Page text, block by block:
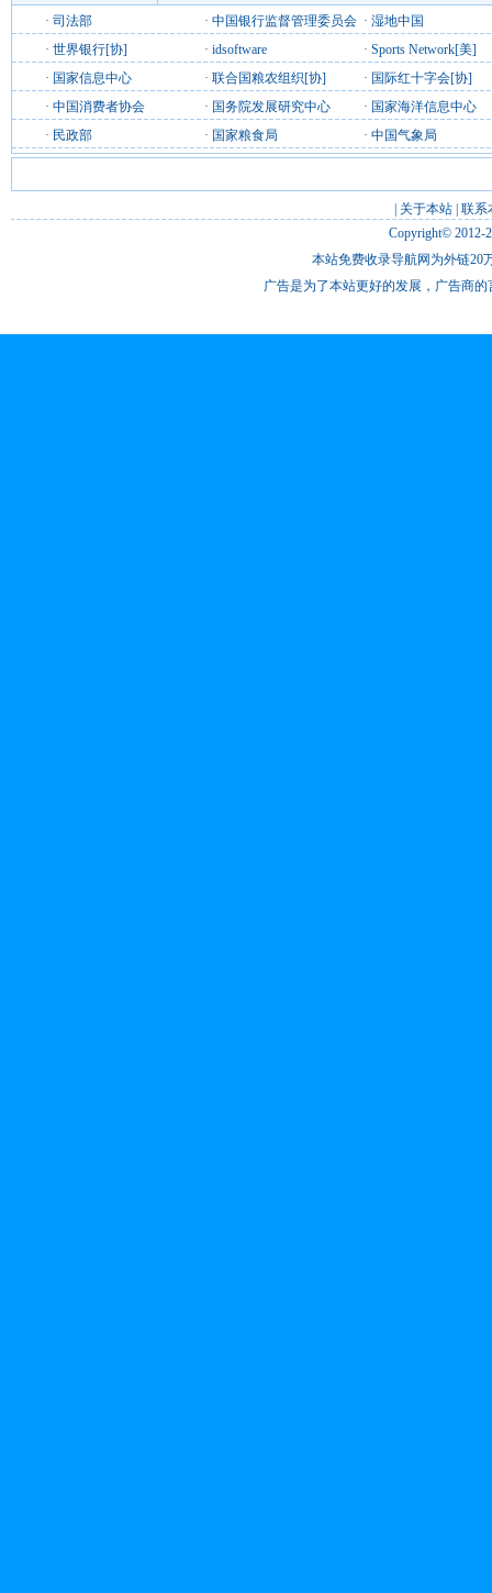
· 司法部 · 中国银行监督管理委员会 · 湿地中国
· 世界银行[协] · idsoftware · Sports Network[美]
· 国家信息中心 · 联合国粮农组织[协] · 国际红十字会[协]
· 中国消费者协会 · 国务院发展研究中心 · 国家海洋信息中心
· 民政部 · 国家粮食局 · 中国气象局
关于本站 联系
Copyright© 2012-
本站免费收录导航网为外链20
广告是为了本站更好的发展，广告商